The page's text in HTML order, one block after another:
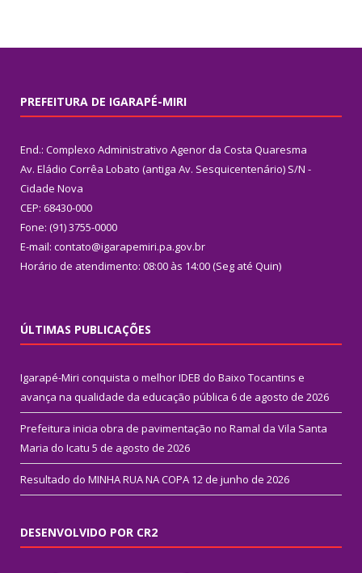
PREFEITURA DE IGARAPÉ-MIRI
End.: Complexo Administrativo Agenor da Costa Quaresma
Av. Eládio Corrêa Lobato (antiga Av. Sesquicentenário) S/N -
Cidade Nova
CEP: 68430-000
Fone: (91) 3755-0000
E-mail: contato@igarapemiri.pa.gov.br
Horário de atendimento: 08:00 às 14:00 (Seg até Quin)
ÚLTIMAS PUBLICAÇÕES
Igarapé-Miri conquista o melhor IDEB do Baixo Tocantins e
avança na qualidade da educação pública 6 de agosto de 2026
Prefeitura inicia obra de pavimentação no Ramal da Vila Santa
Maria do Icatu 5 de agosto de 2026
Resultado do MINHA RUA NA COPA 12 de junho de 2026
DESENVOLVIDO POR CR2